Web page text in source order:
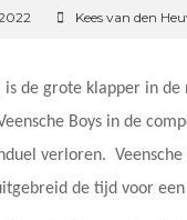
Kees van den
de grote klapper in
Boys in de
verloren.
de tijd voor